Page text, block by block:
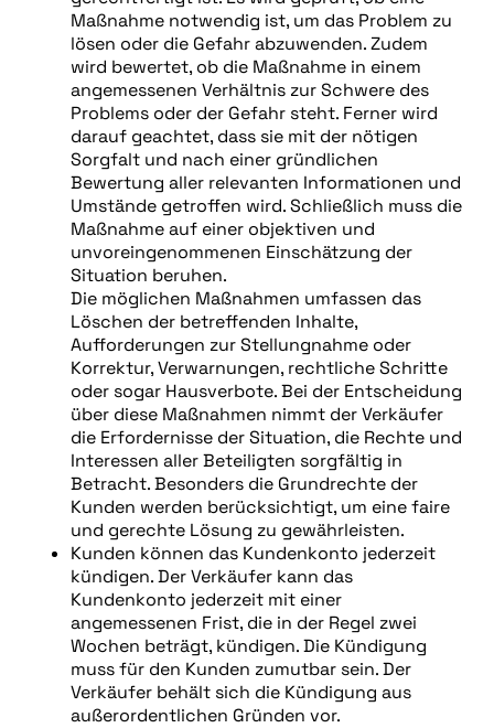
Maßnahme notwendig ist, um das Problem zu
lösen oder die Gefahr abzuwenden. Zudem
wird bewertet, ob die Maßnahme in einem
angemessenen Verhältnis zur Schwere des
Problems oder der Gefahr steht. Ferner wird
darauf geachtet, dass sie mit der nötigen
Sorgfalt und nach einer gründlichen
Bewertung aller relevanten Informationen und
Umstände getroffen wird. Schließlich muss die
Maßnahme auf einer objektiven und
unvoreingenommenen Einschätzung der
Situation beruhen.
Die möglichen Maßnahmen umfassen das
Löschen der betreffenden Inhalte,
Aufforderungen zur Stellungnahme oder
Korrektur, Verwarnungen, rechtliche Schritte
oder sogar Hausverbote. Bei der Entscheidung
über diese Maßnahmen nimmt der Verkäufer
die Erfordernisse der Situation, die Rechte und
Interessen aller Beteiligten sorgfältig in
Betracht. Besonders die Grundrechte der
Kunden werden berücksichtigt, um eine faire
und gerechte Lösung zu gewährleisten.
Kunden können das Kundenkonto jederzeit
kündigen. Der Verkäufer kann das
Kundenkonto jederzeit mit einer
angemessenen Frist, die in der Regel zwei
Wochen beträgt, kündigen. Die Kündigung
muss für den Kunden zumutbar sein. Der
Verkäufer behält sich die Kündigung aus
außerordentlichen Gründen vor.